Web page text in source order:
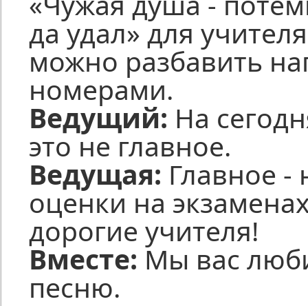
да удал» для
можно разбавить
номерами.
Ведущий: На
это не главное.
Ведущая: Главное
оценки на
дорогие учителя!
Вместе: Мы вас
песню.